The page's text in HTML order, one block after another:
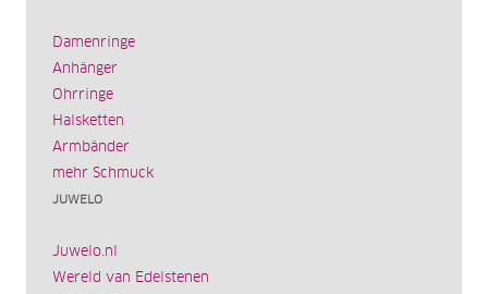
Damenringe
Anhänger
Ohrringe
Halsketten
Armbänder
mehr Schmuck
JUWELO
Juwelo.nl
Wereld van Edelstenen